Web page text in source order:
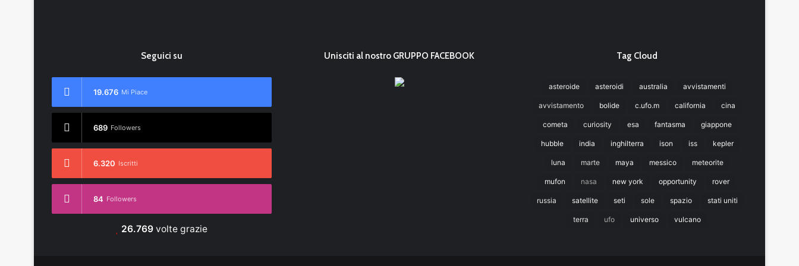
Seguici su
19.676 Mi Piace
689 Followers
6.320 Iscritti
84 Followers
26.769volte grazie
Unisciti al nostro GRUPPO FACEBOOK Tag Cloud
asteroide asteroidi australia avvistamenti
avvistamento bolide c.ufo.m california cina
cometa curiosity esa fantasma giappone
hubble india inghilterra ison iss kepler
luna marte maya messico meteorite
mufon nasa new york opportunity rover
russia satellite seti sole spazio stati uniti
terra ufo universo vulcano